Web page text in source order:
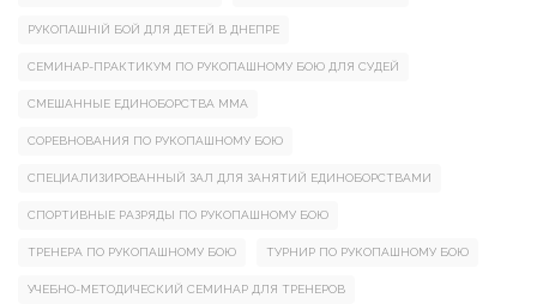
РУКОПАШНІЙ БОЙ ДЛЯ ДЕТЕЙ В ДНЕПРЕ
СЕМИНАР-ПРАКТИКУМ ПО РУКОПАШНОМУ БОЮ ДЛЯ СУДЕЙ
СМЕШАННЫЕ ЕДИНОБОРСТВА ММА
СОРЕВНОВАНИЯ ПО РУКОПАШНОМУ БОЮ
СПЕЦИАЛИЗИРОВАННЫЙ ЗАЛ ДЛЯ ЗАНЯТИЙ ЕДИНОБОРСТВАМИ
СПОРТИВНЫЕ РАЗРЯДЫ ПО РУКОПАШНОМУ БОЮ
ТРЕНЕРА ПО РУКОПАШНОМУ БОЮ ТУРНИР ПО РУКОПАШНОМУ БОЮ
УЧЕБНО-МЕТОДИЧЕСКИЙ СЕМИНАР ДЛЯ ТРЕНЕРОВ